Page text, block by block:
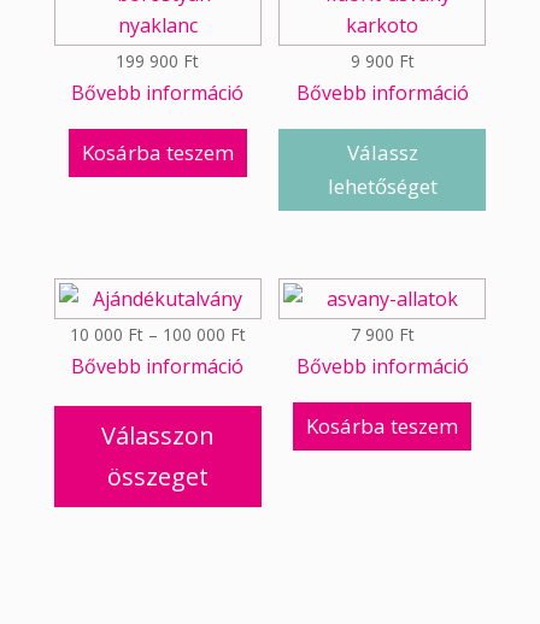
199 900 Ft
Bővebb információ
Kosárba teszem
9 900 Ft
Bővebb információ
Válassz
lehetőséget
10 000 Ft – 100 000 FtÁrtartomány:
Bővebb információ
Válasszon
összeget
Ennek
terméknek
7 900 Ft
Bővebb információ
Kosárba teszem